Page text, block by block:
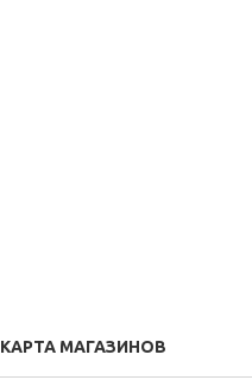
КАРТА МАГАЗИНОВ